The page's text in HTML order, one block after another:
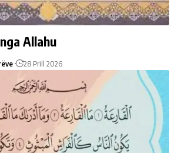
Allahu
28 Prill 2026